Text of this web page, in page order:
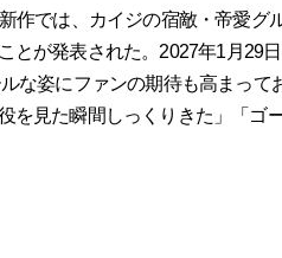
では、カイジの宿敵・帝愛グ
とが発表された。2027年1月29
な姿にファンの期待も高まって
を見た瞬間しっくりきた」「ゴ